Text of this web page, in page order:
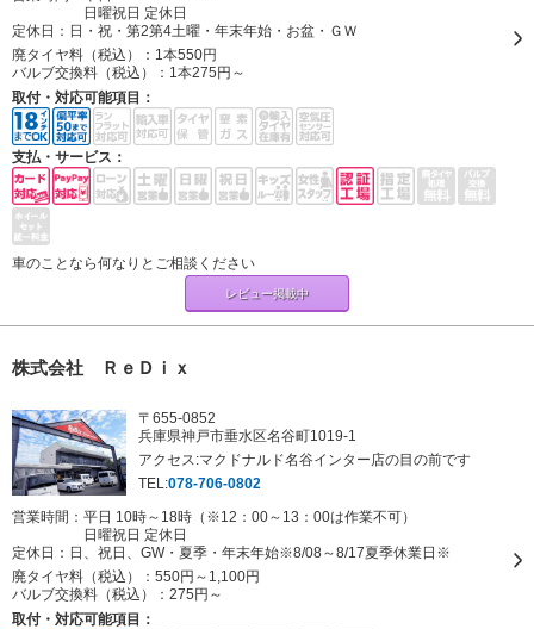
日曜祝日 定休日
定休日： 日・祝・第2第4土曜・年末年始・お盆・ＧＷ
廃タイヤ料（税込）： 1本550円
バルブ交換料（税込）： 1本275円～
取付・対応可能項目：
支払・サービス：
車のことなら何なりとご相談ください
レビュー掲載中
株式会社 ＲｅＤｉｘ
〒655-0852
兵庫県神戸市垂水区名谷町1019-1
アクセス:マクドナルド名谷インター店の目の前です
TEL:078-706-0802
営業時間：平日 10時～18時（※12：00～13：00は作業不可）
日曜祝日 定休日
定休日： 日、祝日、GW・夏季・年末年始※8/08～8/17夏季休業日※
廃タイヤ料（税込）： 550円～1,100円
バルブ交換料（税込）： 275円～
取付・対応可能項目：